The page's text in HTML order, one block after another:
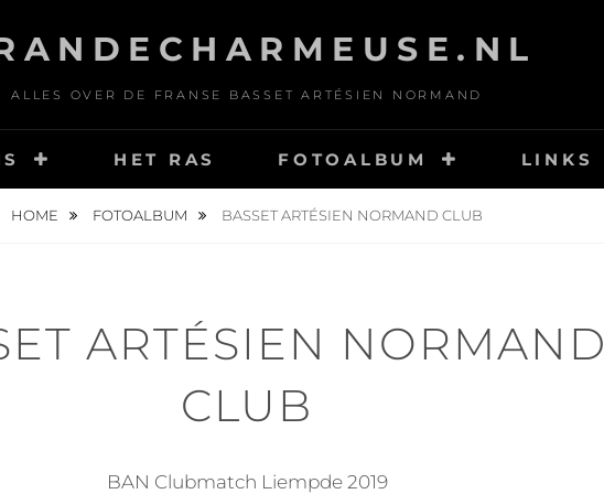
ALLES OVER DE FRANSE BASSET ARTÉSIEN NORMAND
HET RAS FOTOALBUM LINKS
HOME FOTOALBUM BASSET ARTÉSIEN NORMAND CLUB
ARTÉSIEN NORMAND
CLUB
BAN Clubmatch Liempde 2019